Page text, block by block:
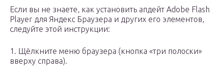
Если вы не знаете, как установить апдейт Adobe Flash
Player для Яндекс Браузера и других его элементов,
следуйте этой инструкции:
1. Щёлкните меню браузера (кнопка «три полоски»
вверху справа).